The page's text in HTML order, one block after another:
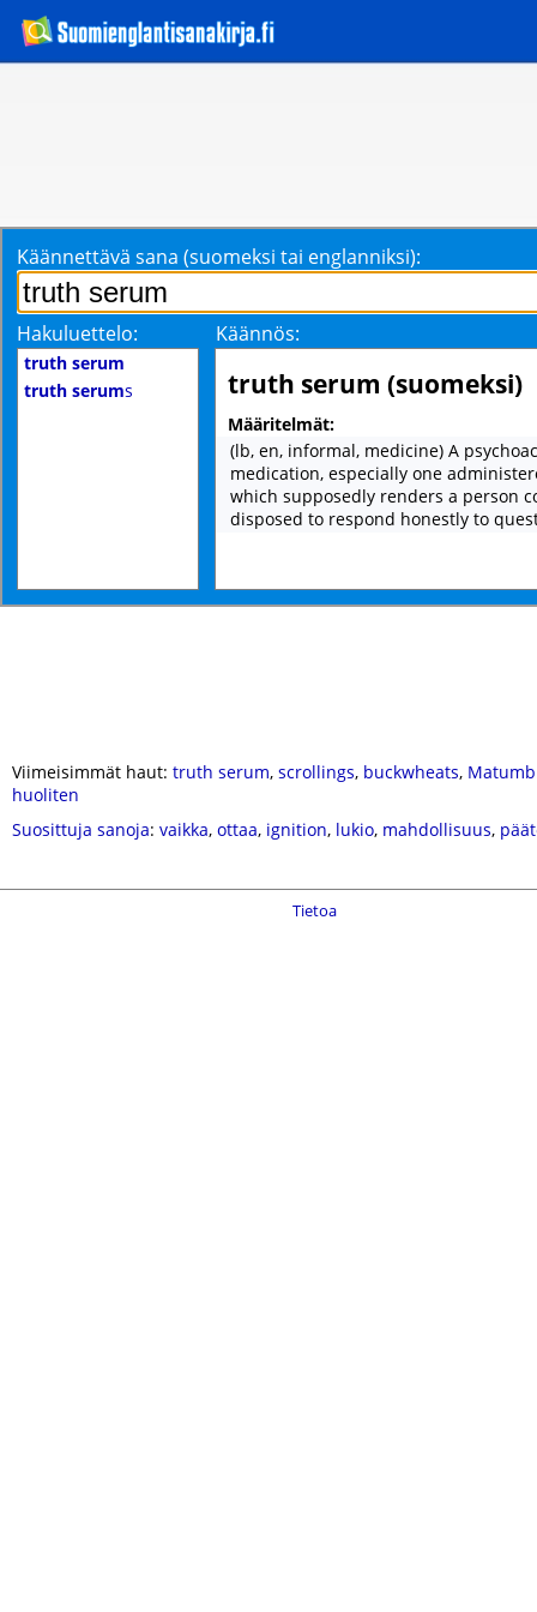
Käännettävä sana (suomeksi tai englanniksi):
Hakuluettelo: Käännös:
truth serum
truth serums truth serum (suomeksi)
Määritelmät:
(lb, en, informal, medicine) A
medication, especially one
which supposedly renders a person
disposed to respond honestly to
Viimeisimmät haut: truth serum, scrollings, buckwheats,
huoliten
Suosittuja sanoja: vaikka, ottaa, ignition, lukio, mahdollisuus,
Tietoa